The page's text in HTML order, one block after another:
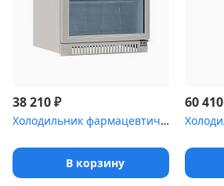
38 210₽
Холодильник фармацевтический POZIS ХФ-140-3
В корзину
60 410